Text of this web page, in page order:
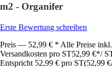
m2 - Organifer
Erste Bewertung schreiben
Preis — 52,99 € * Alle Preise
Versandkosten pro ST52,99 €*/
Entspricht 52,99 € pro ST(52,99 €